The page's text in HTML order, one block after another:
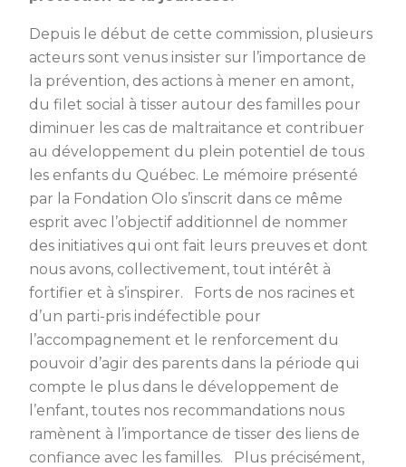
Depuis le début de cette commission, plusieurs
acteurs sont venus insister sur l’importance de
la prévention, des actions à mener en amont,
du filet social à tisser autour des familles pour
diminuer les cas de maltraitance et contribuer
au développement du plein potentiel de tous
les enfants du Québec. Le mémoire présenté
par la Fondation Olo s’inscrit dans ce même
esprit avec l’objectif additionnel de nommer
des initiatives qui ont fait leurs preuves et dont
nous avons, collectivement, tout intérêt à
fortifier et à s’inspirer. Forts de nos racines et
d’un parti-pris indéfectible pour
l’accompagnement et le renforcement du
pouvoir d’agir des parents dans la période qui
compte le plus dans le développement de
l’enfant, toutes nos recommandations nous
ramènent à l’importance de tisser des liens de
confiance avec les familles. Plus précisément,